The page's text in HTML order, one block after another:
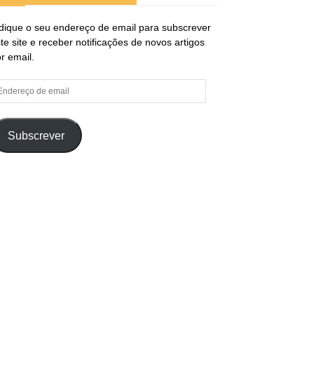
o seu endereço de email para subscrever
site e receber notificações de novos artigos
email.
Subscrever